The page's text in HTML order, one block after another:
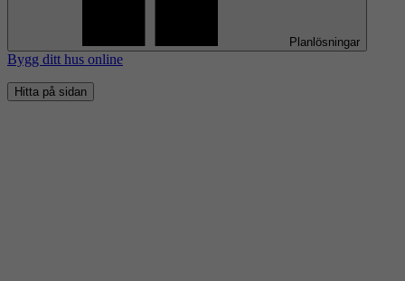
Planlösningar
Bygg ditt hus online
Hitta på sidan